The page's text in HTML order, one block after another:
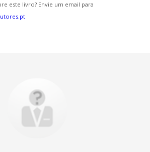
este livro? Envie um email para